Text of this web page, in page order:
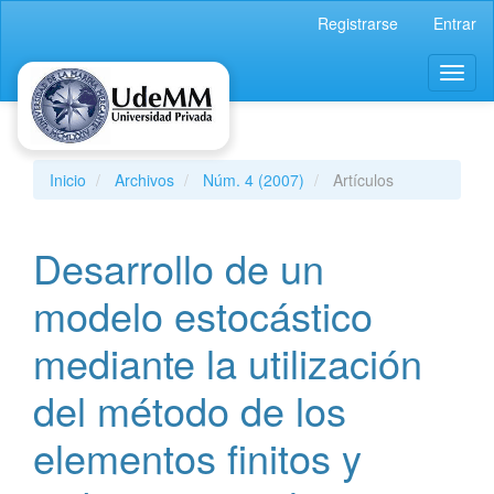
principal
Barra
lateral
Registrarse Entrar
Inicio Archivos Núm. 4 (2007) Artículos
Desarrollo de un
modelo estocástico
mediante la utilización
del método de los
elementos finitos y